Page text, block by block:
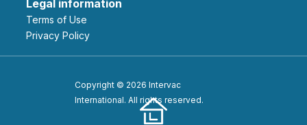
Legal information
Terms of Use
Privacy Policy
Copyright © 2026 Intervac
International. All rights reserved.